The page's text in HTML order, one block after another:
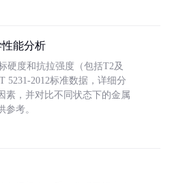
能分析
硬度和抗拉强度（包括T2及
5231-2012标准数据，详细分
素，并对比不同状态下的金属
考。